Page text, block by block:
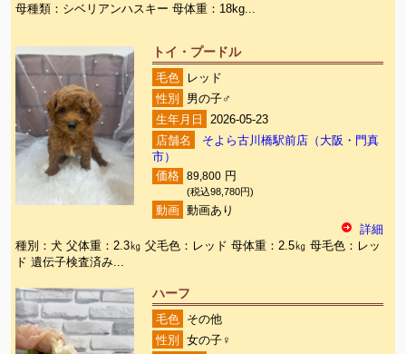
母種類：シベリアンハスキー 母体重：18kg...
トイ・プードル
毛色
レッド
性別
男の子♂
生年月日
2026-05-23
店舗名
そよら古川橋駅前店（大阪・門真
市）
価格 89,800 円
(税込98,780円)
動画
動画あり
詳細
種別：犬 父体重：2.3㎏ 父毛色：レッド 母体重：2.5㎏ 母毛色：レッ
ド 遺伝子検査済み...
ハーフ
毛色
その他
性別
女の子♀